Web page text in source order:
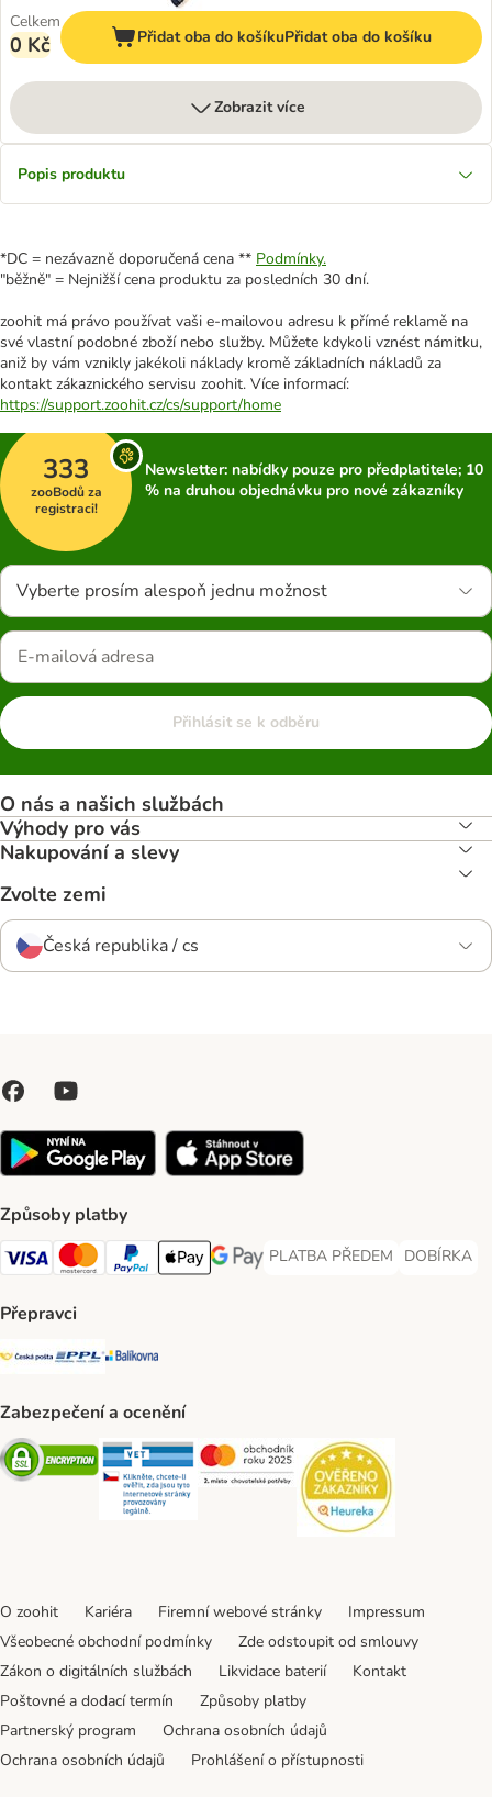
Celkem
0 Kč Přidat oba do košíkuPřidat oba do košíku
Zobrazit více
Popis produktu
*DC = nezávazně doporučená cena ** Podmínky.
"běžně" = Nejnižší cena produktu za posledních 30 dní.
zoohit má právo používat vaši e-mailovou adresu k přímé reklamě na
své vlastní podobné zboží nebo služby. Můžete kdykoli vznést námitku,
aniž by vám vznikly jakékoli náklady kromě základních nákladů za
kontakt zákaznického servisu zoohit. Více informací:
https://support.zoohit.cz/cs/support/home
333
zooBodů za
registraci!
Newsletter: nabídky pouze pro předplatitele; 10
% na druhou objednávku pro nové zákazníky
Vyberte prosím alespoň jednu možnost
Přihlásit se k odběru
O nás a našich službách
Výhody pro vás
Nakupování a slevy
Zvolte zemi
Česká republika / cs
Způsoby platby
Visa Payment Method
Mastercard Payment Method
PayPal Payment Method
Apple pay Payment Method
GooglePay Payment Method
PLATBA PŘEDEM
PLATBA PŘEDEM Payment
DOBÍRKA
DOBÍRKA
Přepravci
Česká pošta Shipping Method
PPL Shipping Method
Balíkovna Shipping Method
Zabezpečení a ocenění
Security Security Security
O zoohit Kariéra Firemní webové stránky
Impressum
Všeobecné obchodní podmínky
Zde odstoupit od smlouvy
Zákon o digitálních službách
Likvidace baterií
Kontakt
Poštovné a dodací termín
Způsoby platby
Partnerský program
Ochrana osobních údajů
Ochrana osobních údajů
Prohlášení o přístupnosti